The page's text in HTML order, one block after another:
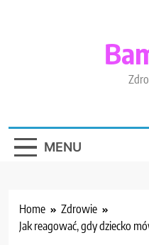
MENU
Home
Zdrowie
Jak reagować, gdy dziecko